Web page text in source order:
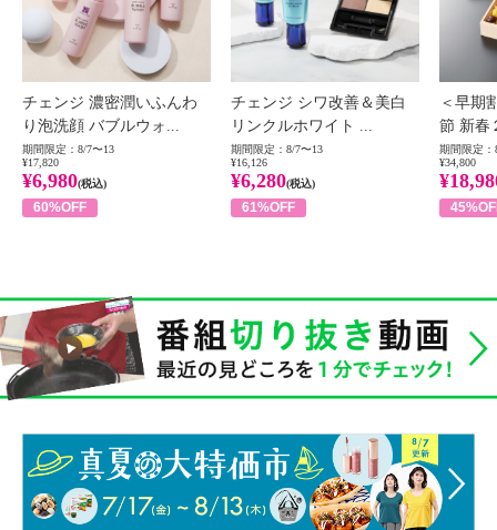
チェンジ 濃密潤いふんわ
り泡洗顔 バブルウォ...
期間限定：8/7〜13
¥17,820
¥6,980(税込)
60%OFF
チェンジ シワ改善＆美白
リンクルホワイト ...
期間限定：8/7〜13
¥16,126
¥6,280(税込)
61%OFF
＜早期
節 新春
期間限定：
¥34,800